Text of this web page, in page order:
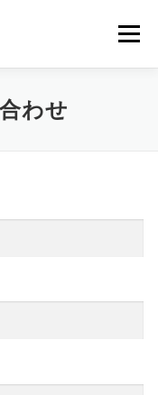
メニュー
NEWS
わせ